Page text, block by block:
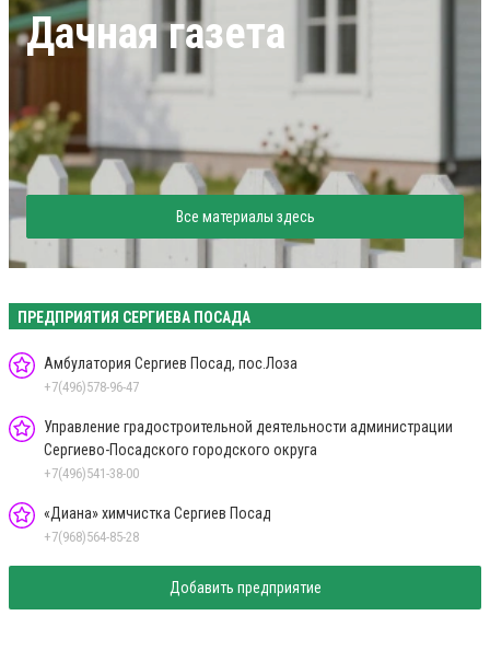
Дачная газета
Все материалы здесь
ПРЕДПРИЯТИЯ СЕРГИЕВА ПОСАДА
Амбулатория Сергиев Посад, пос.Лоза
+7(496)578-96-47
Управление градостроительной деятельности администрации
Сергиево-Посадского городского округа
+7(496)541-38-00
«Диана» химчистка Сергиев Посад
+7(968)564-85-28
Добавить предприятие